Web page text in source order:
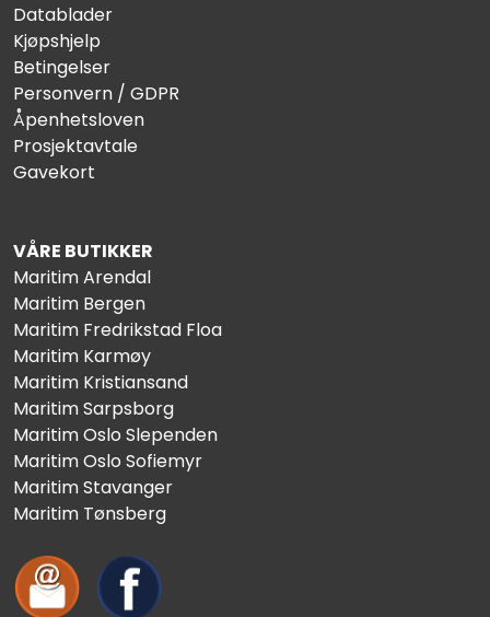
Datablader
Kjøpshjelp
Betingelser
Personvern / GDPR
Åpenhetsloven
Prosjektavtale
Gavekort
VÅRE BUTIKKER
Maritim Arendal
Maritim Bergen
Maritim Fredrikstad Floa
Maritim Karmøy
Maritim Kristiansand
Maritim Sarpsborg
Maritim Oslo Slependen
Maritim Oslo Sofiemyr
Maritim Stavanger
Maritim Tønsberg